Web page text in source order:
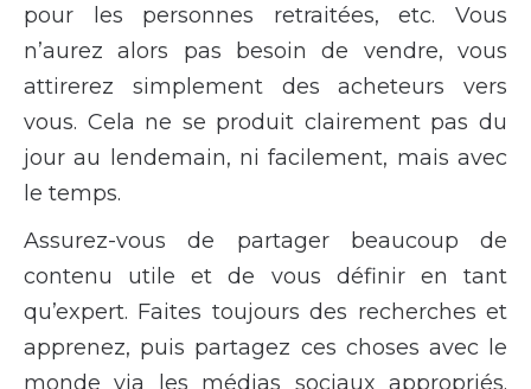
pour les personnes retraitées, etc. Vous
n’aurez alors pas besoin de vendre, vous
attirerez simplement des acheteurs vers
vous. Cela ne se produit clairement pas du
jour au lendemain, ni facilement, mais avec
le temps.
Assurez-vous de partager beaucoup de
contenu utile et de vous définir en tant
qu’expert. Faites toujours des recherches et
apprenez, puis partagez ces choses avec le
monde via les médias sociaux appropriés.